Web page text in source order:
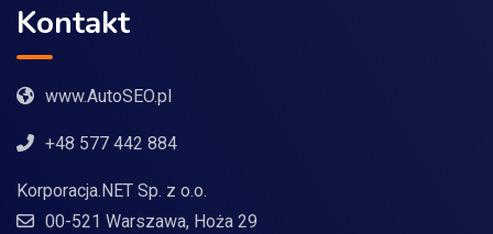
Kontakt
www.AutoSEO.pl
+48 577 442 884
Korporacja.NET Sp. z o.o.
00-521 Warszawa, Hoża 29